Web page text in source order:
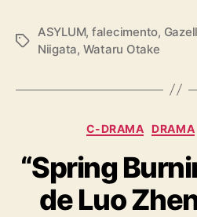
T
s
ASYLUM, falecimento,
Niigata, Wataru Otake
C
t
e
g
o
C-DRAMA DRAMA
“Spring
de Luo